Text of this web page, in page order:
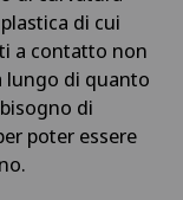
di cui
a contatto non
lungo di quanto
di
poter essere